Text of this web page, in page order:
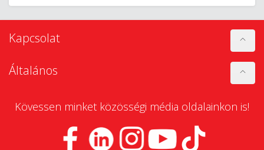
Kapcsolat
Általános
Kövessen minket közösségi média oldalainkon is!